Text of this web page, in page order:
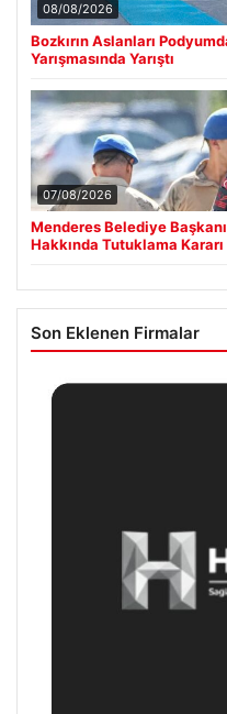
08/08/2026
Bozkırın Aslanları
Yarışmasında Yarıştı
07/08/2026
Menderes Belediye
Hakkında Tutuklama Kararı
Son Eklenen Firmalar